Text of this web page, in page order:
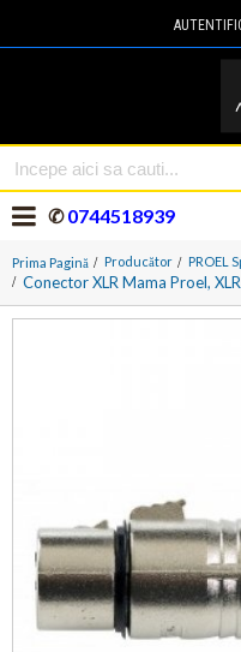
✆0744518939
Prima Pagină Producător PROEL
Conector XLR Mama Proel,